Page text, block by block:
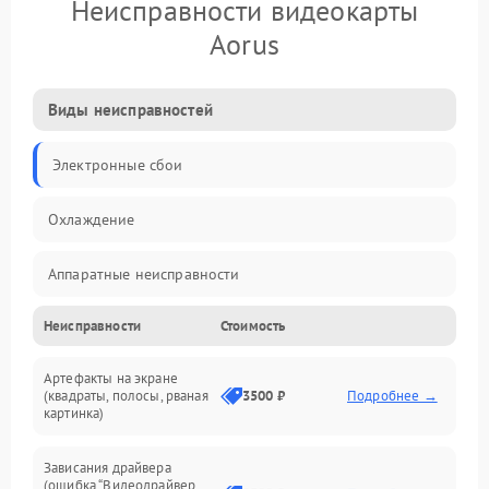
Неисправности видеокарты
Aorus
Виды неисправностей
Электронные сбои
Охлаждение
Аппаратные неисправности
Перегрев и термопроблемы
Видео
Неисправности Стоимость
Артефакты на экране
(квадраты, полосы, рваная
картинка)
3500 ₽ Подробнее →
Зависания драйвера